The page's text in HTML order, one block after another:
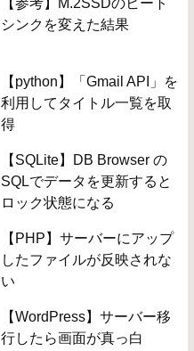
【参考】M.2SSDのヒート
シンクを変えた結果
【python】「Gmail API」を
利用してタイトル一覧を取
得
【SQLite】DB Browser の
SQLでデータを更新すると
ロック状態になる
【PHP】サーバーにアップ
したファイルが反映されな
い
【WordPress】サーバー移
行したら画面が真っ白